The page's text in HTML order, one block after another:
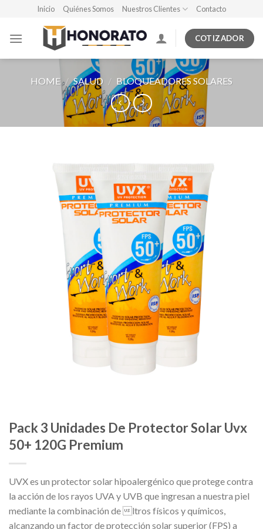
content
Inicio Quiénes Somos Nuestros Clientes Contacto
COTIZADOR
HOME / SALUD / BLOQUEADORES SOLARES
Pack 3 Unidades De Protector Solar Uvx
50+ 120G Premium
UVX es un protector solar hipoalergénico que protege contra
la acción de los rayos UVA y UVB que ingresan a nuestra piel
mediante la combinación de ltros físicos y químicos,
alcanzando un factor de protección solar superior (FPS) a